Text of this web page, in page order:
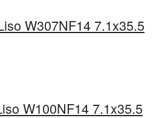
W307NF14 7.1x35.5
W100NF14 7.1x35.5